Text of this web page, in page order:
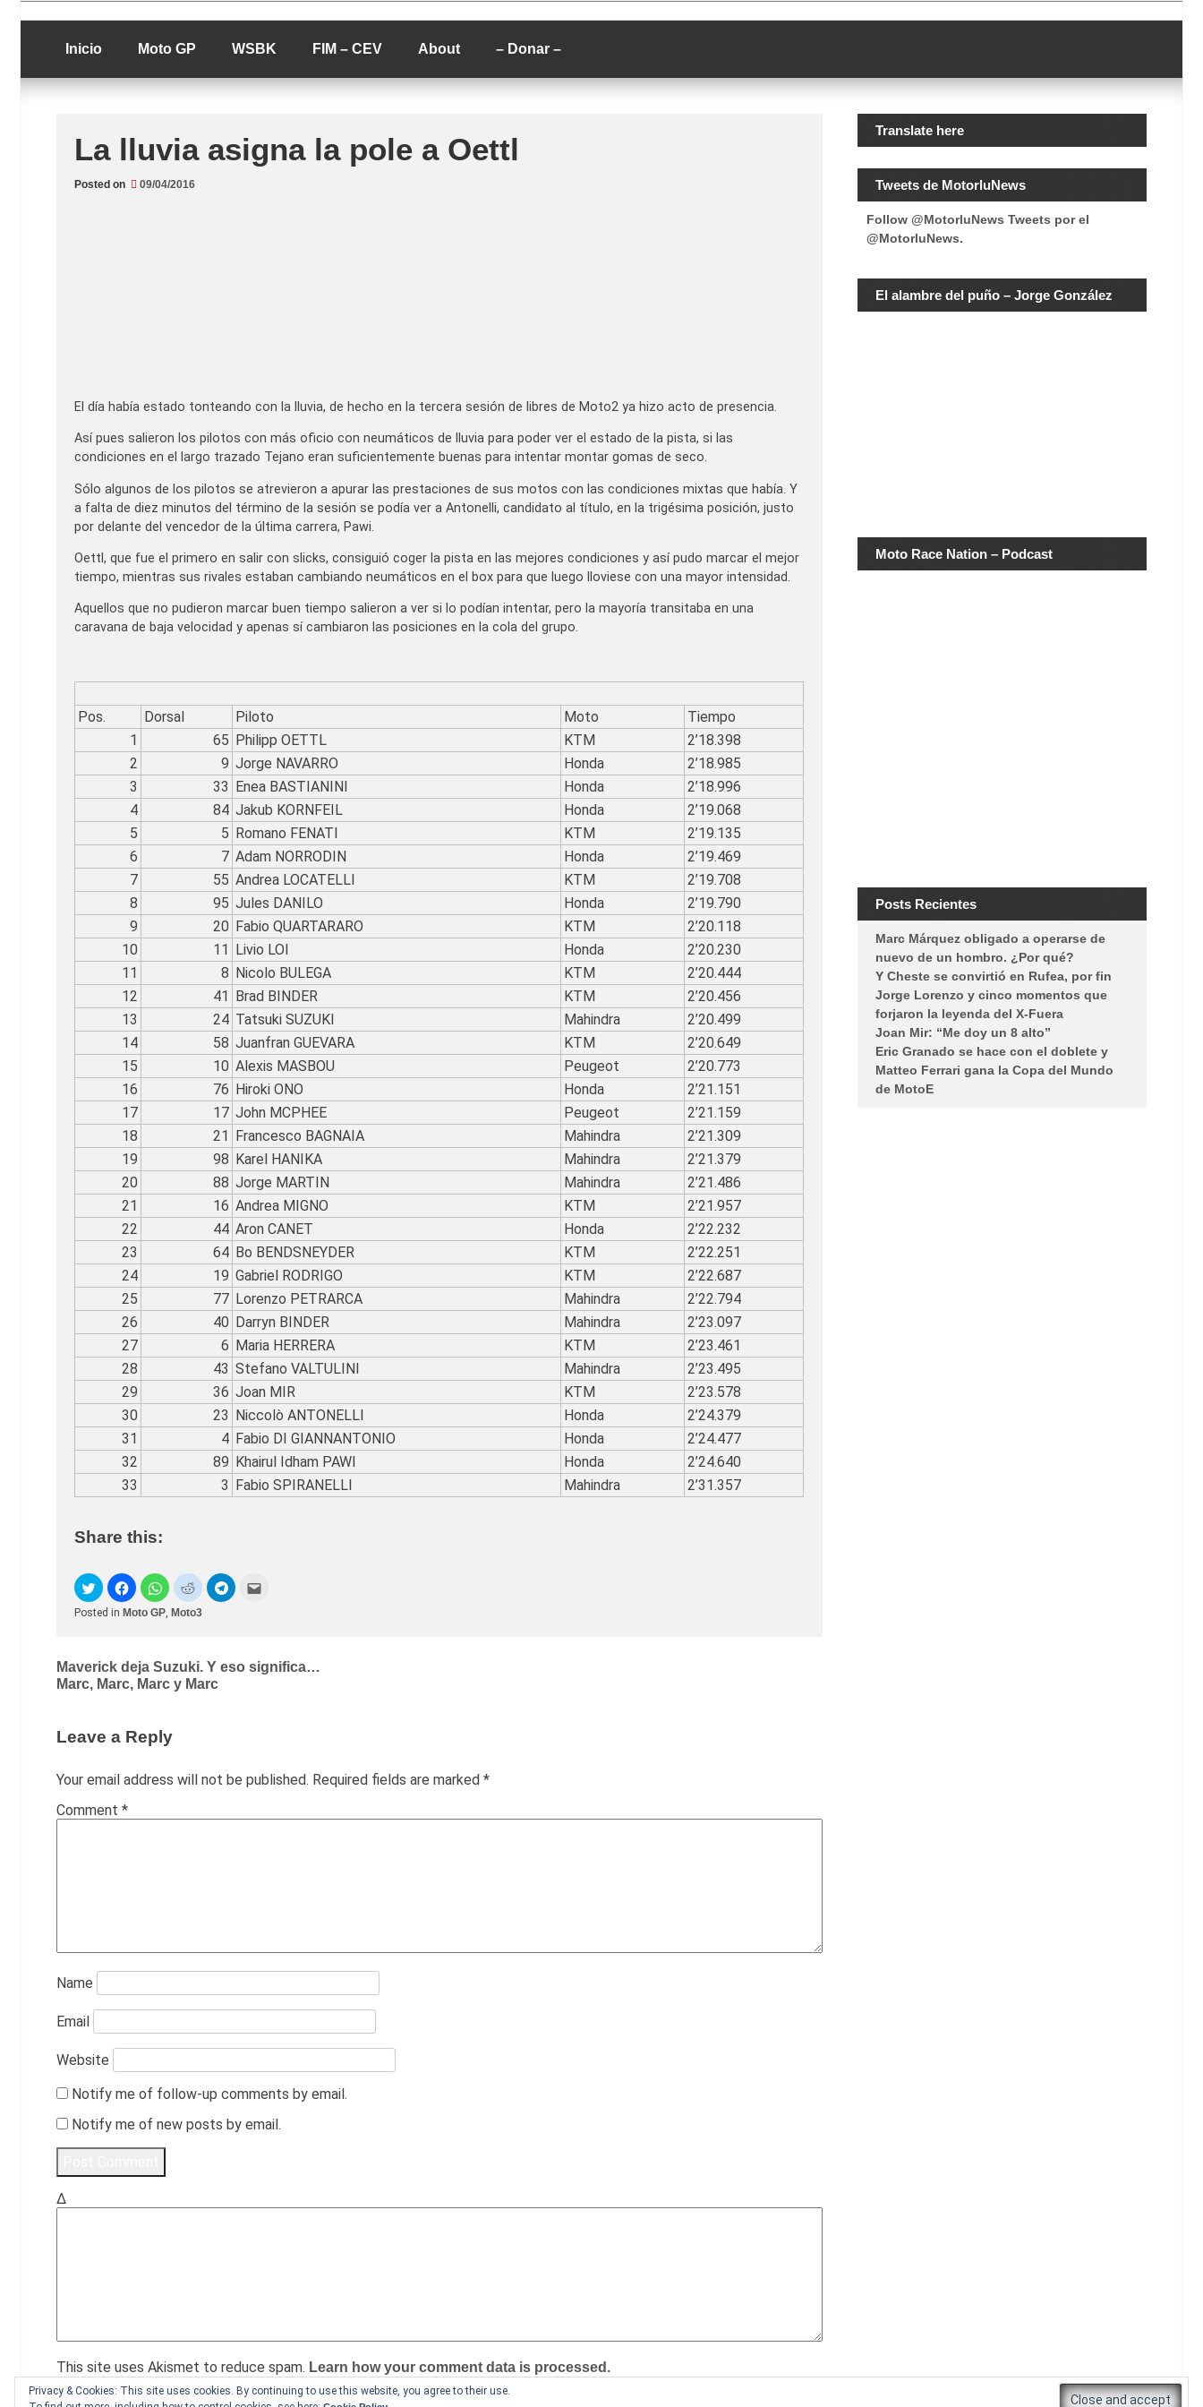
to
contentLucio Lopez GP
luciolopezgp
Inicio Moto GP WSBK FIM – CEV About – Donar –
La lluvia asigna la pole a Oettl
Posted on 09/04/2016
El día había estado tonteando con la lluvia, de hecho en la tercera sesión de libres de Moto2 ya hizo acto de presencia.
Así pues salieron los pilotos con más oficio con neumáticos de lluvia para poder ver el estado de la pista, si las
condiciones en el largo trazado Tejano eran suficientemente buenas para intentar montar gomas de seco.
Sólo algunos de los pilotos se atrevieron a apurar las prestaciones de sus motos con las condiciones mixtas que había. Y
a falta de diez minutos del término de la sesión se podía ver a Antonelli, candidato al título, en la trigésima posición, justo
por delante del vencedor de la última carrera, Pawi.
Oettl, que fue el primero en salir con slicks, consiguió coger la pista en las mejores condiciones y así pudo marcar el mejor
tiempo, mientras sus rivales estaban cambiando neumáticos en el box para que luego lloviese con una mayor intensidad.
Aquellos que no pudieron marcar buen tiempo salieron a ver si lo podían intentar, pero la mayoría transitaba en una
caravana de baja velocidad y apenas sí cambiaron las posiciones en la cola del grupo.
Pos. Dorsal Piloto Moto
Tiempo
1
65 Philipp OETTL KTM
2’18.398
2
9 Jorge NAVARRO Honda
2’18.985
3
33 Enea BASTIANINI Honda
2’18.996
4
84 Jakub KORNFEIL Honda
2’19.068
5
5 Romano FENATI KTM
2’19.135
6
7 Adam NORRODIN Honda
2’19.469
7
55 Andrea LOCATELLI KTM
2’19.708
8
95 Jules DANILO Honda
2’19.790
9
20 Fabio QUARTARARO KTM
2’20.118
10
11 Livio LOI Honda
2’20.230
11
8 Nicolo BULEGA KTM
2’20.444
12
41 Brad BINDER KTM
2’20.456
13
24 Tatsuki SUZUKI Mahindra
2’20.499
14
58 Juanfran GUEVARA KTM
2’20.649
15
10 Alexis MASBOU Peugeot
2’20.773
16
76 Hiroki ONO Honda
2’21.151
17
17 John MCPHEE Peugeot
2’21.159
18
21 Francesco BAGNAIA Mahindra
2’21.309
19
98 Karel HANIKA Mahindra
2’21.379
20
88 Jorge MARTIN Mahindra
2’21.486
21
16 Andrea MIGNO KTM
2’21.957
22
44 Aron CANET Honda
2’22.232
23
64 Bo BENDSNEYDER KTM
2’22.251
24
19 Gabriel RODRIGO KTM
2’22.687
25
77 Lorenzo PETRARCA Mahindra
2’22.794
26
40 Darryn BINDER Mahindra
2’23.097
27
6 Maria HERRERA KTM
2’23.461
28
43 Stefano VALTULINI Mahindra
2’23.495
29
36 Joan MIR KTM
2’23.578
30
23 Niccolò ANTONELLI Honda
2’24.379
31
4 Fabio DI GIANNANTONIO Honda
2’24.477
32
89 Khairul Idham PAWI Honda
2’24.640
33
3 Fabio SPIRANELLI Mahindra 2’31.357
Share this:
Posted in Moto GP, Moto3
Post
navigation
Maverick deja Suzuki. Y eso significa…
Marc, Marc, Marc y Marc
Leave a Reply
Your email address will not be published. Required fields are marked *
Comment *
Name
Email
Website
Notify me of follow-up comments by email.
Notify me of new posts by email.
Δ
This site uses Akismet to reduce spam. Learn how your comment data is processed.
Translate here
Tweets de MotorluNews
Follow @MotorluNews Tweets por el
@MotorluNews.
Privacy & Cookies: This site uses cookies. By continuing to use this website, you agree to their use.
El alambre del puño – Jorge González
Moto Race Nation – Podcast
Posts Recientes
Marc Márquez obligado a operarse de
nuevo de un hombro. ¿Por qué?
Y Cheste se convirtió en Rufea, por fin
Jorge Lorenzo y cinco momentos que
forjaron la leyenda del X-Fuera
Joan Mir: “Me doy un 8 alto”
Eric Granado se hace con el doblete y
Matteo Ferrari gana la Copa del Mundo
de MotoE